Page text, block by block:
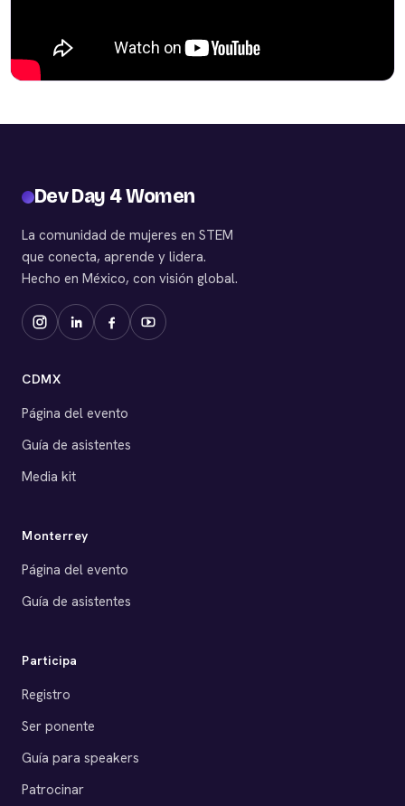
Dev Day 4 Women
La comunidad de mujeres en STEM
que conecta, aprende y lidera.
Hecho en México, con visión global.
CDMX
Página del evento
Guía de asistentes
Media kit
Monterrey
Página del evento
Guía de asistentes
Participa
Registro
Ser ponente
Guía para speakers
Patrocinar